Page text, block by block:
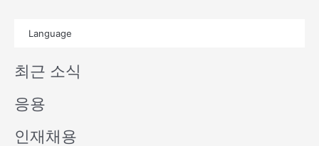
u
e
i
n
Language
최근 소식
응용
인재채용